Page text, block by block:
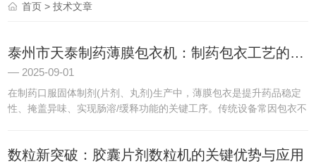
首页 > 技术文章
泰州市天泰制药薄膜包衣机：制药包衣工艺的高效合规解决方案​
2025-09-01
在制药口服固体制剂(片剂、丸剂)生产中，薄膜包衣是提升药品稳定
性、掩盖异味、实现肠溶/缓释功能的关键工序。传统设备常因包衣不
数粒新突破：胶囊片剂数粒机的关键优势与应用